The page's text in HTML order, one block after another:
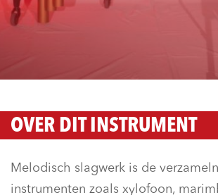
OVER DIT INSTRUMENT
Melodisch slagwerk is de
instrumenten zoals xylofoon,